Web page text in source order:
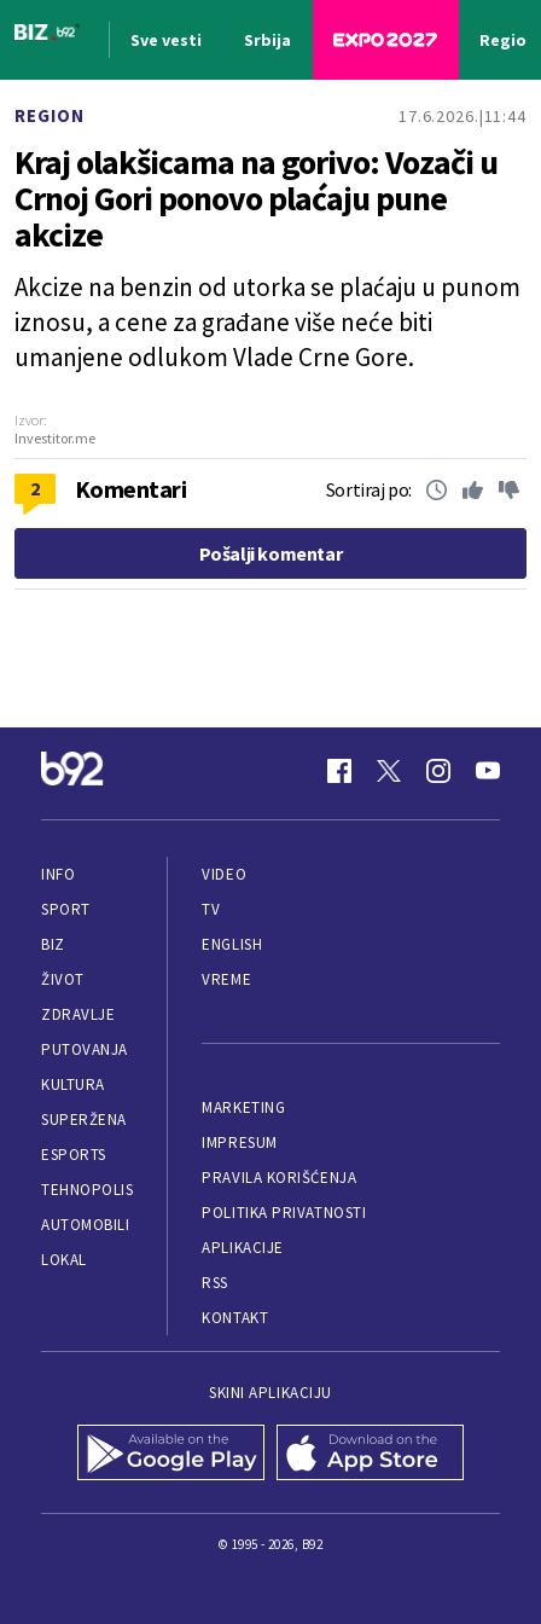
Sve vesti Srbija Region
REGION 17.6.2026. 11:44
Kraj olakšicama na gorivo: Vozači u
Crnoj Gori ponovo plaćaju pune
akcize
Akcize na benzin od utorka se plaćaju u punom
iznosu, a cene za građane više neće biti
umanjene odlukom Vlade Crne Gore.
Izvor:
Investitor.me
2 Komentari Sortiraj po:
Pošalji komentar
INFO
SPORT
BIZ
ŽIVOT
ZDRAVLJE
PUTOVANJA
KULTURA
SUPERŽENA
ESPORTS
TEHNOPOLIS
AUTOMOBILI
LOKAL
VIDEO
TV
ENGLISH
VREME
MARKETING
IMPRESUM
PRAVILA KORIŠĆENJA
POLITIKA PRIVATNOSTI
APLIKACIJE
RSS
KONTAKT
SKINI APLIKACIJU
© 1995 - 2026, B92